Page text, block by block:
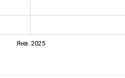
Янв. 2025